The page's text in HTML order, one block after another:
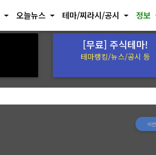
오늘뉴스 테마/찌라시/공시 정보
[무료] 주식테마!
테마랭킹/뉴스/공시 등
이전